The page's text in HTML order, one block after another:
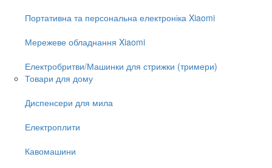
Портативна та персональна електроніка Xiaomi
Мережеве обладнання Xiaomi
Електробритви/Машинки для стрижки (тримери)
Товари для дому
Диспенсери для мила
Електроплити
Кавомашини